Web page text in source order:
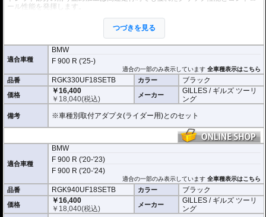
ール性能を発揮します。
オプションの拡張キットを使用することにより、ペグ位置を24ポジションから
ライディングスタイルに合わせて調整が可能になります。
つづきを見る
適合車種
BMW
F 900 R ('25-)
適合の一部のみ表示しています全車種表示はこちら
品番 RGK330UF18SETB カラー ブラック
価格
￥16,400
￥ 18,040(税込) メーカー
GILLES / ギルズ ツーリ
ング
備考 ※車種別取付アダプタ(ライダー用)とのセット
適合車種
BMW
F 900 R ('20-'23)
F 900 R ('20-'24)
適合の一部のみ表示しています全車種表示はこちら
品番 RGK940UF18SETB カラー ブラック
価格
￥16,400
￥ 18,040(税込) メーカー
GILLES / ギルズ ツーリ
ング